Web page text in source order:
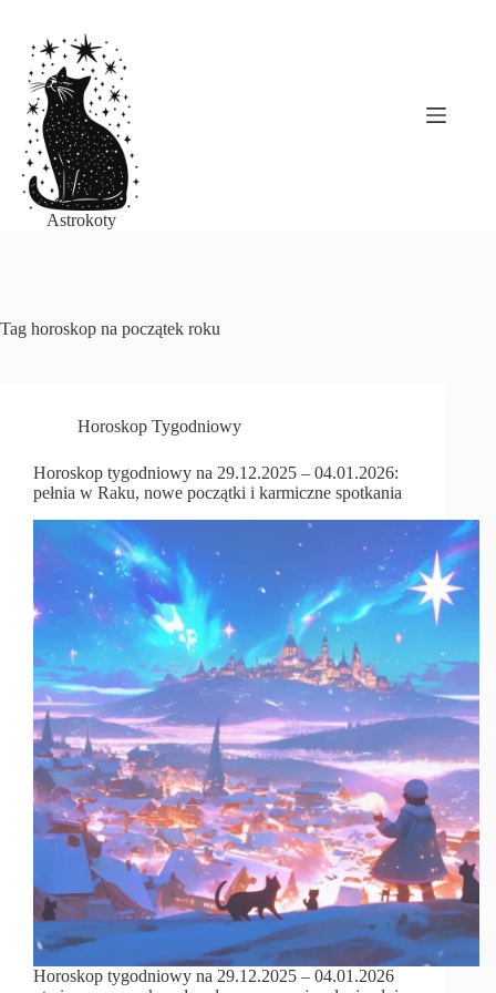
treści
Astrokoty
Tag horoskop na początek roku
Horoskop Tygodniowy
Horoskop tygodniowy na 29.12.2025 – 04.01.2026:
pełnia w Raku, nowe początki i karmiczne spotkania
Horoskop tygodniowy na 29.12.2025 – 04.01.2026